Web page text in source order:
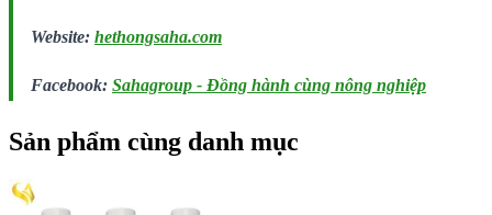
Website: hethongsaha.com
Facebook: Sahagroup - Đồng hành cùng nông nghiệp
Sản phẩm cùng danh mục